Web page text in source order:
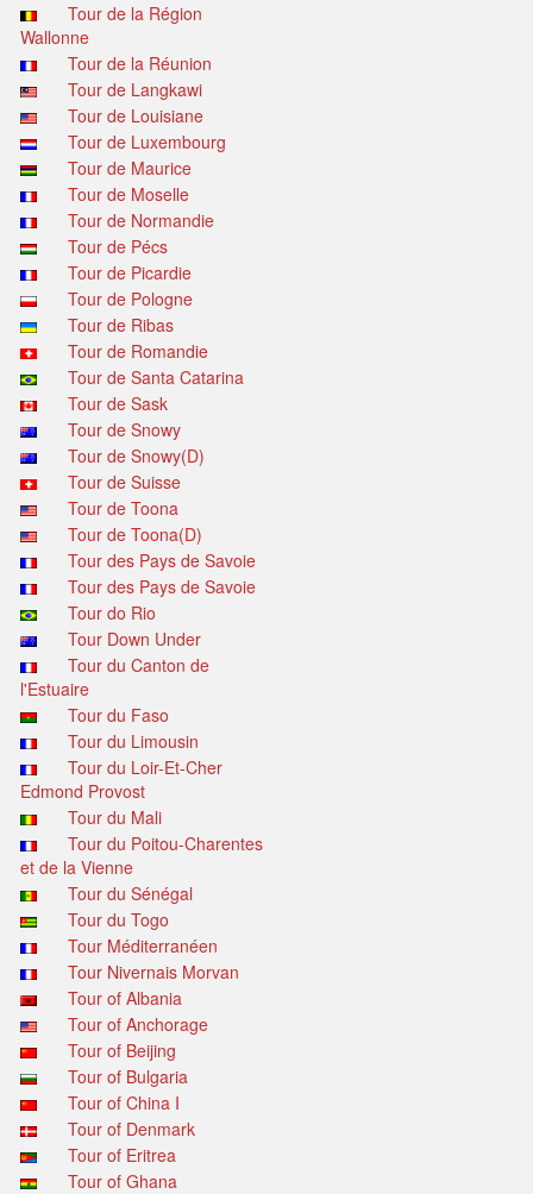
Tour de la Région
Wallonne
Tour de la Réunion
Tour de Langkawi
Tour de Louisiane
Tour de Luxembourg
Tour de Maurice
Tour de Moselle
Tour de Normandie
Tour de Pécs
Tour de Picardie
Tour de Pologne
Tour de Ribas
Tour de Romandie
Tour de Santa Catarina
Tour de Sask
Tour de Snowy
Tour de Snowy(D)
Tour de Suisse
Tour de Toona
Tour de Toona(D)
Tour des Pays de Savoie
Tour des Pays de Savoie
Tour do Rio
Tour Down Under
Tour du Canton de
l'Estuaire
Tour du Faso
Tour du Limousin
Tour du Loir-Et-Cher
Edmond Provost
Tour du Mali
Tour du Poitou-Charentes
et de la Vienne
Tour du Sénégal
Tour du Togo
Tour Méditerranéen
Tour Nivernais Morvan
Tour of Albania
Tour of Anchorage
Tour of Beijing
Tour of Bulgaria
Tour of China I
Tour of Denmark
Tour of Eritrea
Tour of Ghana